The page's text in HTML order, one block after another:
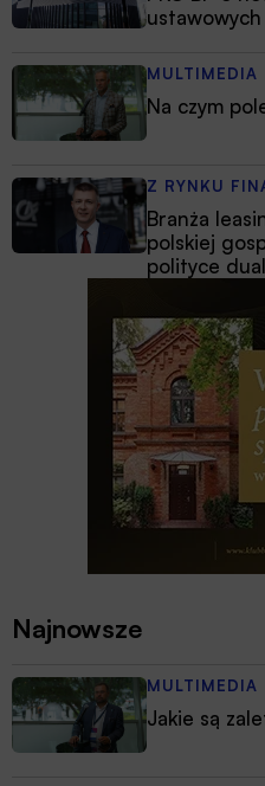
MULTIMEDIA
Na czym
Z RYNKU
Branża
polskiej
polityce
Najnowsze
MULTIMEDIA
Jakie są